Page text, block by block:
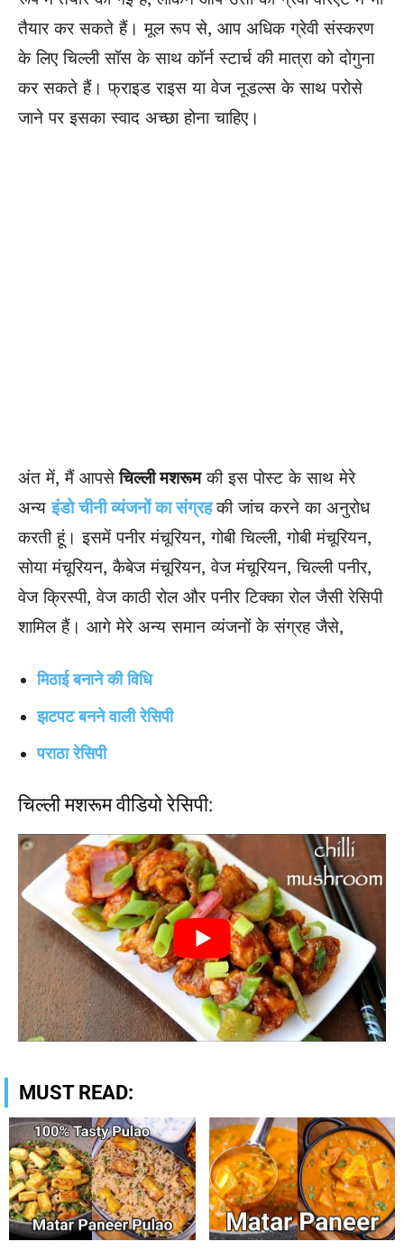
तैयार कर सकते हैं। मूल रूप से, आप अधिक ग्रेवी संस्करण
के लिए चिल्ली सॉस के साथ कॉर्न स्टार्च की मात्रा को दोगुना
कर सकते हैं। फ्राइड राइस या वेज नूडल्स के साथ परोसे
जाने पर इसका स्वाद अच्छा होना चाहिए।
अंत में, मैं आपसेचिल्ली मशरूमकी इस पोस्ट के साथ मेरे
अन्यइंडो चीनी व्यंजनों का संग्रहकी जांच करने का अनुरोध
करती हूं। इसमें पनीर मंचूरियन, गोबी चिल्ली, गोबी मंचूरियन,
सोया मंचूरियन, कैबेज मंचूरियन, वेज मंचूरियन, चिल्ली पनीर,
वेज क्रिस्पी, वेज काठी रोल और पनीर टिक्का रोल जैसी रेसिपी
शामिल हैं। आगे मेरे अन्य समान व्यंजनों के संग्रह जैसे,
मिठाई बनाने की विधि
झटपट बनने वाली रेसिपी
पराठा रेसिपी
चिल्ली मशरूम वीडियो रेसिपी:
MUST READ: